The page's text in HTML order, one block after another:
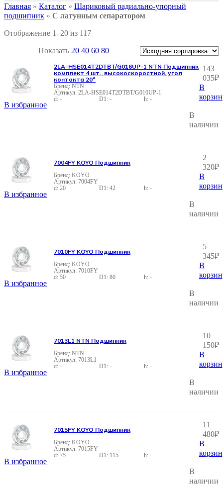
Главная » Каталог » Шариковый радиально-упорный
подшипник » С латунным сепаратором
Отображение 1–20 из 117
Показать 20 40 60 80
В избранное
2LA-HSE014T2DTBT/G016UP-1
-
- -
NTN
2LA-HSE014T2DTBT/G016UP-1 NTN Подшипник
комплект 4 шт., высокоскоростной, угол
контакта 20°
143
035₽
В
В
наличии
В избранное
7004FY
20
42 -
KOYO
7004FY KOYO Подшипник
2
320₽
В
В
наличии
В избранное
7010FY
50
80 -
KOYO
7010FY KOYO Подшипник
5
345₽
В
В
наличии
В избранное
7013L1
-
- -
NTN
7013L1 NTN Подшипник
10
150₽
В
В
наличии
В избранное
7015FY
75
115 -
KOYO
7015FY KOYO Подшипник
11
480₽
В
В
наличии